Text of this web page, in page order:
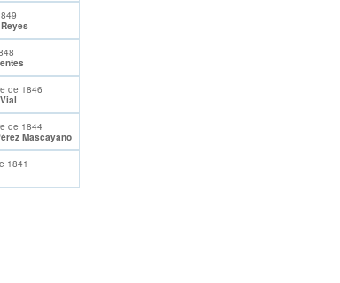
de 1846
de 1844
Mascayano
1841